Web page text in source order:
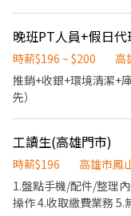
束營業前，統計銷售情
晚班PT人員+假日代
時薪$196 ~ $200
高
推銷+收銀+環境清潔+
先）
工讀生(高雄門市)
時薪$196
高雄市鳳
1.盤點手機/配件/整理
操作 4.收取繳費業務